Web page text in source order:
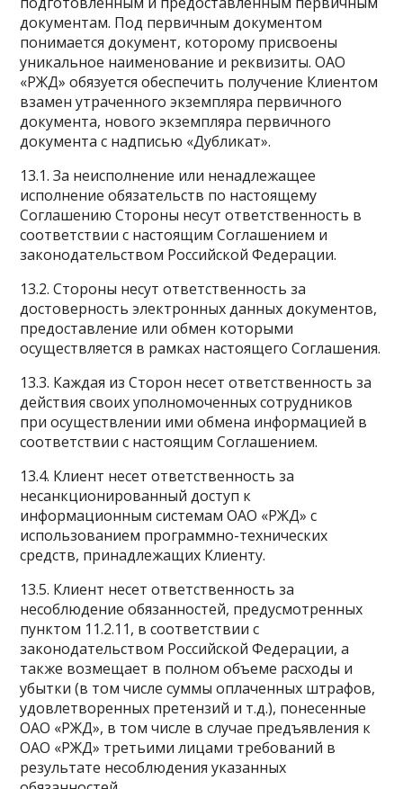
документам. Под первичным документом
понимается документ, которому присвоены
уникальное наименование и реквизиты. ОАО
«РЖД» обязуется обеспечить получение Клиентом
взамен утраченного экземпляра первичного
документа, нового экземпляра первичного
документа с надписью «Дубликат».
13.1. За неисполнение или ненадлежащее
исполнение обязательств по настоящему
Соглашению Стороны несут ответственность в
соответствии с настоящим Соглашением и
законодательством Российской Федерации.
13.2. Стороны несут ответственность за
достоверность электронных данных документов,
предоставление или обмен которыми
осуществляется в рамках настоящего Соглашения.
13.3. Каждая из Сторон несет ответственность за
действия своих уполномоченных сотрудников
при осуществлении ими обмена информацией в
соответствии с настоящим Соглашением.
13.4. Клиент несет ответственность за
несанкционированный доступ к
информационным системам ОАО «РЖД» с
использованием программно-технических
средств, принадлежащих Клиенту.
13.5. Клиент несет ответственность за
несоблюдение обязанностей, предусмотренных
пунктом 11.2.11, в соответствии с
законодательством Российской Федерации, а
также возмещает в полном объеме расходы и
убытки (в том числе суммы оплаченных штрафов,
удовлетворенных претензий и т.д.), понесенные
ОАО «РЖД», в том числе в случае предъявления к
ОАО «РЖД» третьими лицами требований в
результате несоблюдения указанных